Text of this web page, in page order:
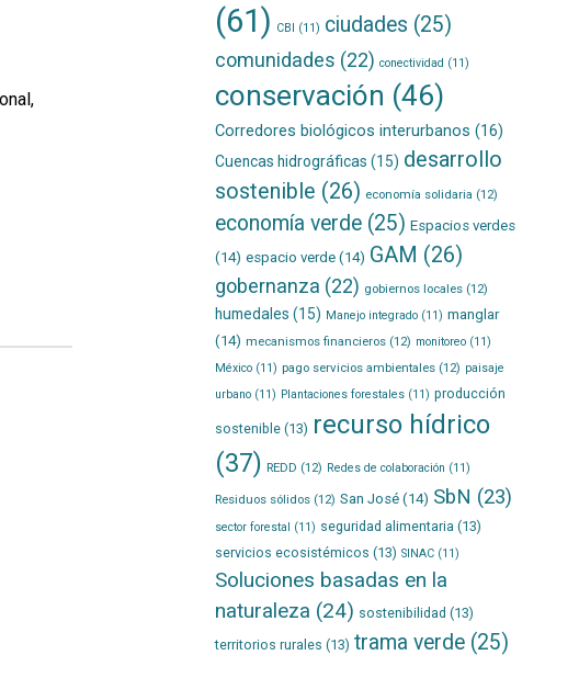
(61) CBI (11) ciudades (25)
comunidades (22) conectividad (11)
conservación (46)
Corredores biológicos interurbanos (16)
Cuencas hidrográficas (15) desarrollo
sostenible (26) economía solidaria (12)
economía verde(25) Espacios verdes
(14) espacio verde(14) GAM (26)
gobernanza (22) gobiernos locales(12)
humedales (15) Manejo integrado(11) manglar
(14) mecanismos financieros(12) monitoreo(11)
México(11) pago servicios ambientales(12) paisaje
urbano(11) Plantaciones forestales(11) producción
sostenible(13) recurso hídrico
(37) REDD (12) Redes de colaboración (11)
Residuos sólidos(12) San José(14) SbN (23)
sector forestal (11) seguridad alimentaria (13)
servicios ecosistémicos (13) SINAC(11)
Soluciones basadas en la
naturaleza (24) sostenibilidad (13)
territorios rurales (13) trama verde(25)